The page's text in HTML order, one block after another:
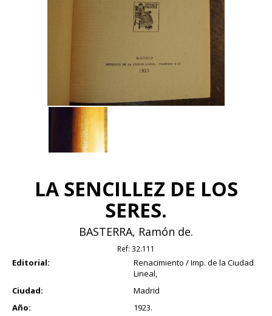
LA SENCILLEZ DE LOS
SERES.
BASTERRA, Ramón de.
Ref: 32.111
Editorial:
Renacimiento / Imp. de la Ciudad
Lineal,
Ciudad:
Madrid
Año:
1923.